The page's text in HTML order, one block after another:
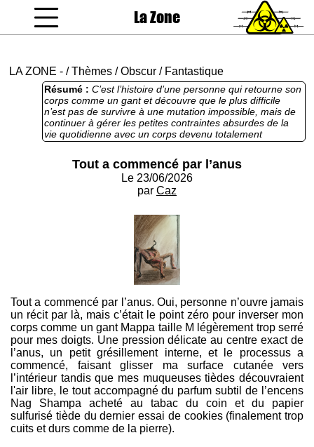
La Zone
LA ZONE - /Thèmes /Obscur / Fantastique
Résumé : C’est l’histoire d’une personne qui retourne son
corps comme un gant et découvre que le plus difficile
n’est pas de survivre à une mutation impossible, mais de
continuer à gérer les petites contraintes absurdes de la
vie quotidienne avec un corps devenu totalement
inutilisable. Un body horror burlesque assumé, très
proche du cartoon gore, avec une mécanique de
saturation. L’idée de départ est excellente : partir d'une
image simple, immédiatement compréhensible, puis en
tirer les conséquences jusqu’à l’absurde administratif. Le
contraste entre une catastrophe cosmique et une
obsession pour des détails ridicules.
Tout a commencé par l’anus
Le 23/06/2026
par Caz
Tout a commencé par l’anus. Oui, personne n’ouvre jamais
un récit par là, mais c’était le point zéro pour inverser mon
corps comme un gant Mappa taille M légèrement trop serré
pour mes doigts. Une pression délicate au centre exact de
l’anus, un petit grésillement interne, et le processus a
commencé, faisant glisser ma surface cutanée vers
l’intérieur tandis que mes muqueuses tièdes découvraient
l'air libre, le tout accompagné du parfum subtil de l’encens
Nag Shampa acheté au tabac du coin et du papier
sulfurisé tiède du dernier essai de cookies (finalement trop
cuits et durs comme de la pierre).